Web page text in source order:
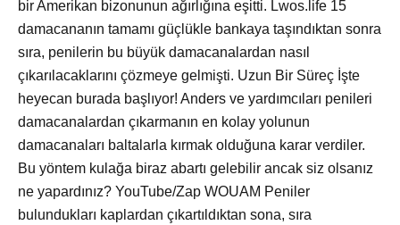
bir Amerikan bizonunun ağırlığına eşitti. Lwos.life 15
damacananın tamamı güçlükle bankaya taşındıktan sonra
sıra, penilerin bu büyük damacanalardan nasıl
çıkarılacaklarını çözmeye gelmişti. Uzun Bir Süreç İşte
heyecan burada başlıyor! Anders ve yardımcıları penileri
damacanalardan çıkarmanın en kolay yolunun
damacanaları baltalarla kırmak olduğuna karar verdiler.
Bu yöntem kulağa biraz abartı gelebilir ancak siz olsanız
ne yapardınız? YouTube/Zap WOUAM Peniler
bulundukları kaplardan çıkartıldıktan sona, sıra